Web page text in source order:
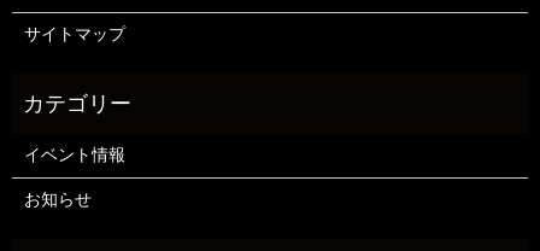
サイトマップ
イベント情報
お知らせ